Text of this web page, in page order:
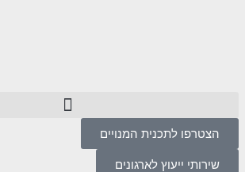
הצטרפו לתכנית המנויים
שירותי ייעוץ לארגונים